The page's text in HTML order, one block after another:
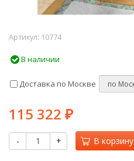
Артикул: 10774
В наличии
Доставка по Москве
115 322 ₽
- + В корзину